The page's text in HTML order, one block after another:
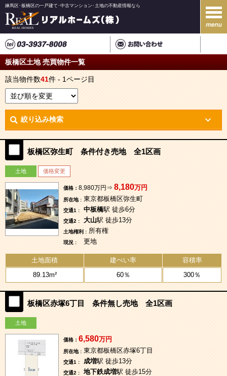
練馬区･板橋区の一戸建て･中古マンション･土地の不動産情報なら
板橋区土地 売買物件一覧
該当物件数41件 - 1ページ目
絞り込み検索
板橋区弥生町 条件付き売地 全1区画
土地 価格変更
価格： 8,980万円⇒ 8,180万円
所在地 : 東京都板橋区弥生町
交通1 : 中板橋駅 徒歩6分
交通2 : 大山駅 徒歩13分
土地権利 : 所有権
現況 : 更地
土地面積 建ぺい率
容積率
89.13m²
60％ 300％
板橋区赤塚6丁目 条件無し売地 全1区画
土地
価格： 6,580万円
所在地 : 東京都板橋区赤塚6丁目
交通1 : 成増駅 徒歩13分
交通2 : 地下鉄成増駅 徒歩15分